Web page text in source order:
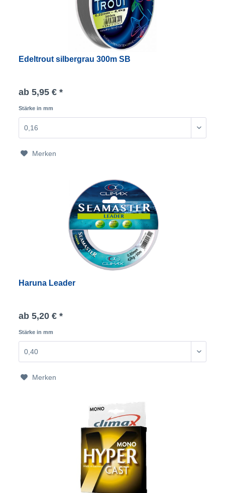
Edeltrout silbergrau 300m SB
ab 5,95 € *
Stärke in mm
Merken
Haruna Leader
ab 5,20 € *
Stärke in mm
Merken